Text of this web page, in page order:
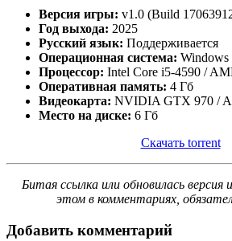
Версия игры: v1.0 (Build
Год выхода: 2025
Русский язык: Поддерживается
Операционная система: Windows
Процессор: Intel Core i5-4590 /
Оперативная память: 4 Гб
Видеокарта: NVIDIA GTX 970 /
Место на диске: 6 Гб
Скачать torrent
Битая ссылка или обновилась
этом в комментариях,
Добавить комментарий